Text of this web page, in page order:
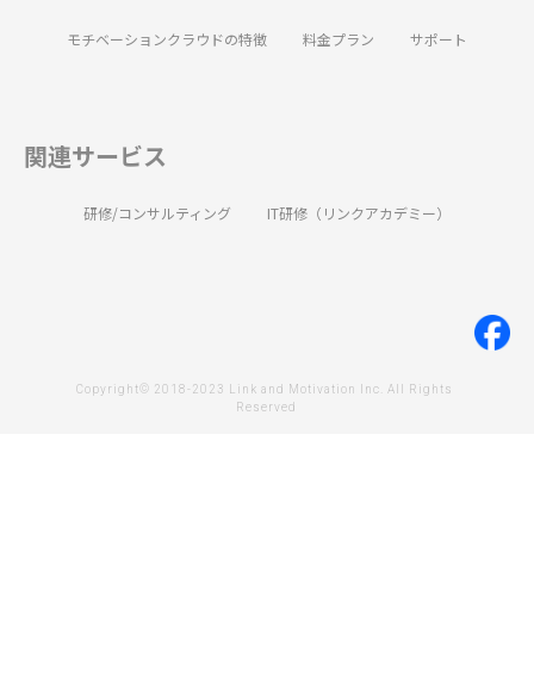
モチベーションクラウドの特徴 料金プラン サポート
関連サービス
研修/コンサルティング IT研修（リンクアカデミー）
Copyright© 2018-2023 Link and Motivation Inc. All Rights
Reserved